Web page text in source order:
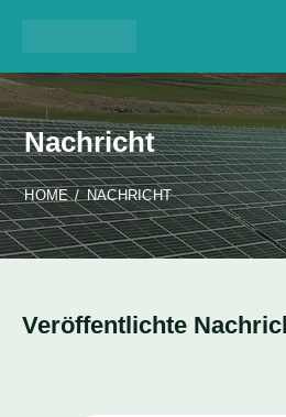
Nachricht
HOME NACHRICHT
Veröffentlichte